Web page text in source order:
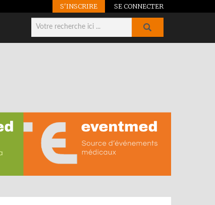
S'INSCRIRE SE CONNECTER